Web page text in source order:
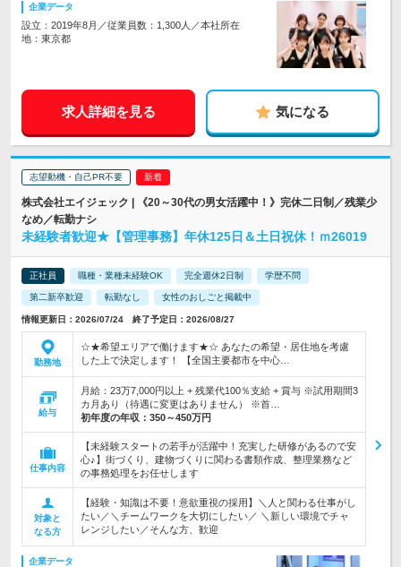
企業データ
設立：2019年8月／従業員数：1,300人／本社所在
地：東京都
求人詳細を見る 気になる
志望動機・自己PR不要
株式会社エイジェック | 《20～30代の男女活躍中！》完休二日制／残業少
なめ／転勤ナシ
未経験者歓迎★【管理事務】年休125日＆土日祝休！ｍ26019
正社員 職種・業種未経験OK 完全週休2日制 学歴不問
第二新卒歓迎 転勤なし 女性のおしごと掲載中
情報更新日：2026/07/24 終了予定日：2026/08/27
勤務地
☆★希望エリアで働けます★☆ あなたの希望・居住地を考慮
した上で決定します！ 【全国主要都市を中心…
給与
月給：23万7,000円以上 + 残業代100％支給 + 賞与 ※試用期間3
カ月あり（待遇に変更はありません） ※首…
初年度の年収： 350～450万円
仕事内容
【未経験スタートの若手が活躍中！充実した研修があるので安
心♪】街づくり、建物づくりに関わる書類作成、整理業務など
の事務処理をお任せします
対象と
なる方
【経験・知識は不要！意欲重視の採用】＼人と関わる仕事がし
たい／＼チームワークを大切にしたい／ ＼新しい環境でチャ
レンジしたい／そんな方、歓迎
企業データ